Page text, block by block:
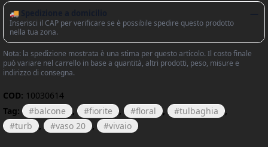
🚚 Spedizione a domicilio
Inserisci il CAP per verificare se è possibile spedire questo prodotto
nella tua zona.
Nota: la spedizione mostrata è una stima per questo articolo. Il costo finale
può variare nel carrello in base a quantità, altri prodotti, peso, misure e
indirizzo di consegna.
COD: 10030614
Tag:
balcone , fiorite , floral , tulbaghia
,
turb
, vaso 20 , vivaio